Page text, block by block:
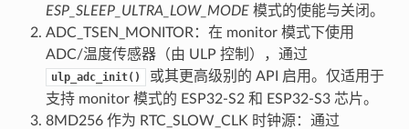
ESP_SLEEP_ULTRA_LOW_MODE模式的使能与关闭。
ADC_TSEN_MONITOR：在 monitor 模式下使用
ADC/温度传感器（由 ULP 控制），通过
ulp_adc_init()
或其更高级别的 API 启用。仅适用于
支持 monitor 模式的 ESP32-S2 和 ESP32-S3 芯片。
8MD256 作为 RTC_SLOW_CLK 时钟源：通过